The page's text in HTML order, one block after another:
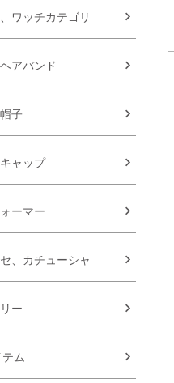
ワッチカテゴリ
アバンド
子
ャップ
ーマー
、カチューシャ
ー
ム